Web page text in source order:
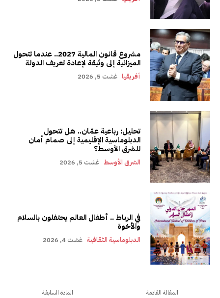
مشروع قانون المالية 2027.. عندما تتحول
الميزانية إلى وثيقة لإعادة تعريف الدولة
أفريقيا غشت 5, 2026
تحليل: رباعية عمّان.. هل تتحول
الدبلوماسية الإقليمية إلى صمام أمان
للشرق الأوسط؟
الشرق الأوسط غشت 5, 2026
في الرباط .. أطفال العالم يحتفلون بالسلام
والأخوة
الدبلوماسية الثقافية غشت 4, 2026
المادة السابقة المقالة القادمة